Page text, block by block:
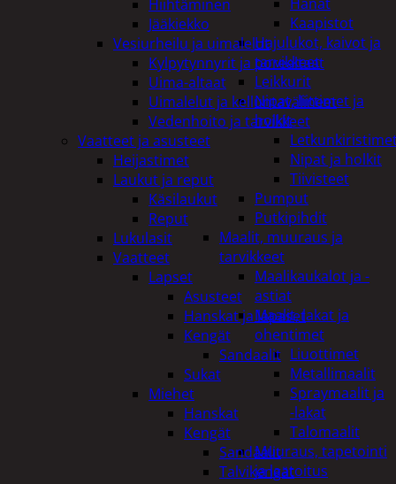
Kaapistot
Hajulukot, kaivot ja
tarvikkeet
Leikkurit
Nipat, liittimet ja
holkit
Nipat ja holkit
Tiivisteet
Pumput
Putkipihdit
Maalit, muuraus ja
tarvikkeet
Maalikaukalot ja -
astiat
Maalit, lakat ja
ohentimet
Liuottimet
Metallimaalit
Spraymaalit ja
-lakat
Talomaalit
Muuraus, tapetointi
ja laatoitus
Hiihtäminen
Jääkiekko
Vesiurheilu ja uimalelut
Kylpytynnyrit ja porealtaat
Uima-altaat
Uimalelut ja kelluntavälineet
Vedenhoito ja tarvikkeet
Vaatteet ja asusteet
Heijastimet
Laukut ja reput
Käsilaukut
Reput
Lukulasit
Vaatteet
Lapset
Asusteet
Hanskat ja lapaset
Kengät
Sandaalit
Sukat
Miehet
Hanskat
Kengät
Sandaalit
Talvikengät